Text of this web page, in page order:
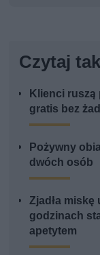
Czytaj
Klienci ruszą
gratis bez
Pożywny
dwóch osób
Zjadła
godzinach
apetytem